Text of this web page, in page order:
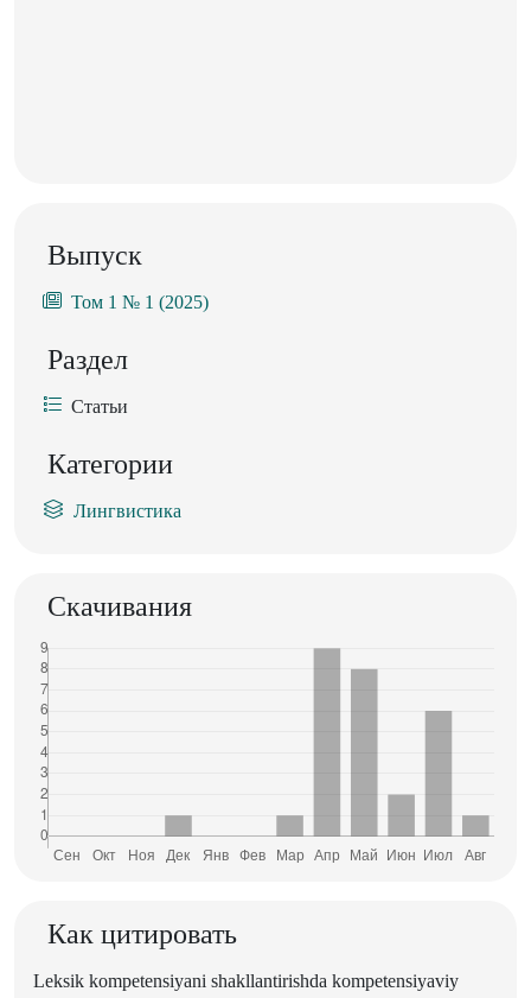
Выпуск
Том 1 № 1 (2025)
Раздел
Статьи
Категории
Лингвистика
Скачивания
Как цитировать
Leksik kompetensiyani shakllantirishda kompetensiyaviy